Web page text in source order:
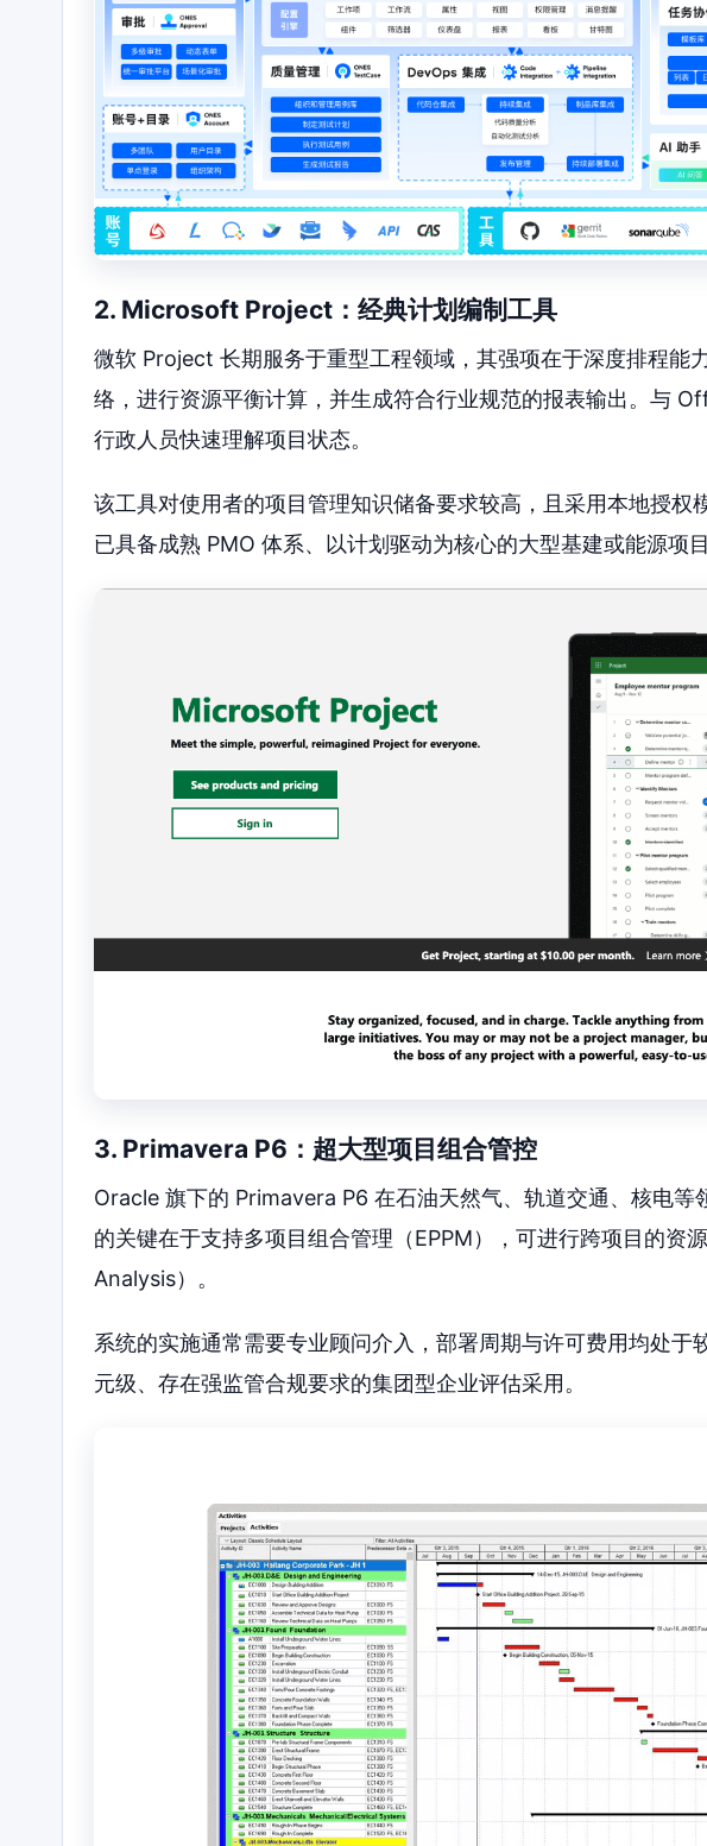
2. Microsoft Project：经典计划编制工具
微软 Project 长期服务于重型工程领域，其强项在于深度排程能
络，进行资源平衡计算，并生成符合行业规范的报表输出。与
行政人员快速理解项目状态。
该工具对使用者的项目管理知识储备要求较高，且采用本地授权
已具备成熟 PMO 体系、以计划驱动为核心的大型基建或能源项目
3. Primavera P6：超大型项目组合管控
Oracle 旗下的 Primavera P6 在石油天然气、轨道交通、核电等
的关键在于支持多项目组合管理（EPPM），可进行跨项目的资
Analysis）。
系统的实施通常需要专业顾问介入，部署周期与许可费用均处于
元级、存在强监管合规要求的集团型企业评估采用。